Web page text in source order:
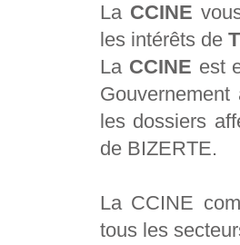
La CCINE
les intérêts de
La CCINE est
les dossiers
de BIZERTE.
La CCINE
tous les